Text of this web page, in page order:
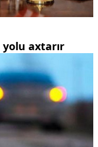
yolu axtarır